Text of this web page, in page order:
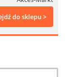
do sklepu >